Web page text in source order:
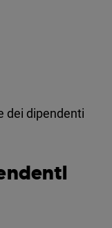
dei dipendenti